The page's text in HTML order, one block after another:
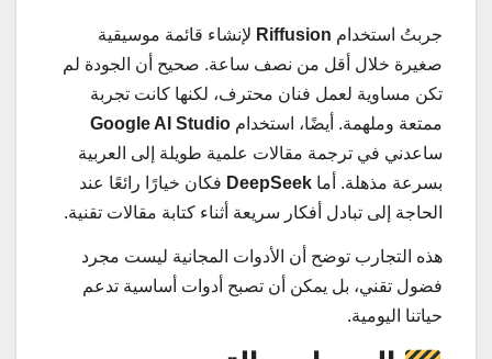
جربتُ استخدام Riffusion لإنشاء قائمة موسيقية
صغيرة خلال أقل من نصف ساعة. صحيح أن الجودة لم
تكن مساوية لعمل فنان محترف، لكنها كانت تجربة
ممتعة وملهمة. أيضًا، استخدام Google AI Studio
ساعدني في ترجمة مقالات علمية طويلة إلى العربية
بسرعة مذهلة. أما DeepSeek فكان خيارًا رائعًا عند
الحاجة إلى تبادل أفكار سريعة أثناء كتابة مقالات تقنية.
هذه التجارب توضح أن الأدوات المجانية ليست مجرد
فضول تقني، بل يمكن أن تصبح أدوات أساسية تدعم
حياتنا اليومية.